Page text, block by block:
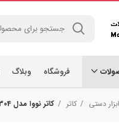
فروشگاه وبلاگ
ابزار دستی کاتر کاتر نووا مدل NTC-1304